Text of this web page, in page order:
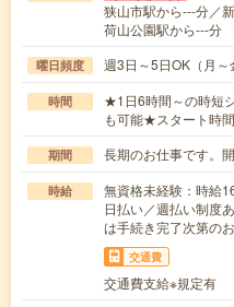
狭山市駅から---分／
荷山公園駅から---分
曜日頻度 週3日～5日OK（月
時間
★1日6時間～の時短
も可能★スタート時
期間 長期のお仕事です。
時給
無資格未経験：時
日払い／週払い制度
は手続き完了次第の
交通費
交通費支給※規定有